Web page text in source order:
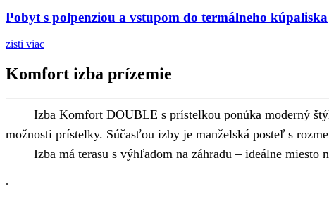
Pobyt s polpenziou a vstupom do termálneho kúpaliska
zisti viac
Komfort izba prízemie
Izba Komfort DOUBLE s prístelkou ponúka moderný
možnosti prístelky. Súčasťou izby je manželská posteľ s
Izba má terasu s výhľadom na záhradu – ideálne miesto
.